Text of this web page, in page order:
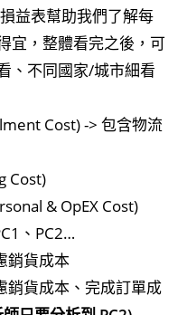
益表幫助我們了解每
宜，整體看完之後，可
、不同國家/城市細看
Cost) -> 包含物流
Cost)
& OpEX Cost)
、PC2…
銷貨成本
銷貨成本、完成訂單成